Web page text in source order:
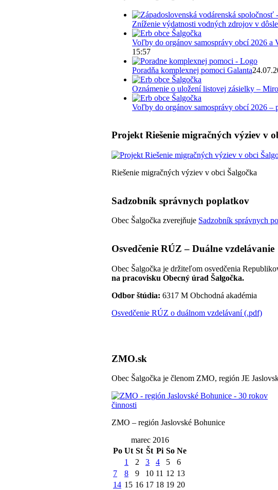
Zníženie výdatnosti vodných zdrojov v
Voľby do orgánov samosprávy obcí 2026
15:57
Poradňa komplexnej pomoci Galanta
Oznámenie o uložení listovej zásielky –
Voľby do orgánov samosprávy obcí 2026
Projekt Riešenie migračných výziev v
Riešenie migračných výziev v obci Šalgočka
Sadzobník správnych poplatkov
Obec Šalgočka zverejňuje Sadzobník správnych
Osvedčenie RÚZ – Duálne vzdelávanie
Obec Šalgočka je držiteľom osvedčenia
na pracovisku Obecný úrad Šalgočka.
Odbor štúdia: 6317 M Obchodná akadémia
Osvedčenie RÚZ o duálnom vzdelávaní (.pdf)
ZMO.sk
Obec Šalgočka je členom ZMO, región JE
ZMO – región Jaslovské Bohunice
marec 2016
Po Ut St Št Pi So Ne
1
2 3 4 5
6
7
8 9 10 11 12 13
14 15 16 17 18 19 20